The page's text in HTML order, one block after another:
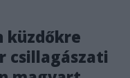
küzdőkre
csillagászati